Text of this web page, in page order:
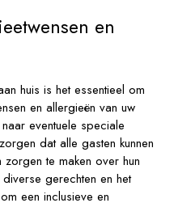
en
huis is het essentieel om
en allergieën van uw
eventuele speciale
dat alle gasten kunnen
te maken over hun
gerechten en het
een inclusieve en